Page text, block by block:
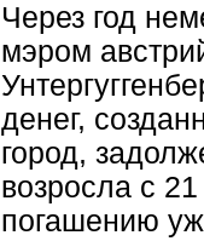
Через год
мэром
денег,
город,
возросла с
погашению